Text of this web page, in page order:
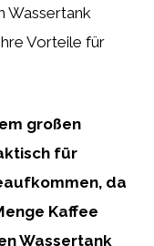
Wassertank
Vorteile für
großen
für
da
Kaffee
Wassertank